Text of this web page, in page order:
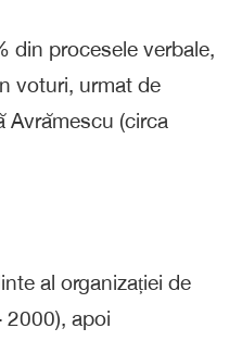
din procesele verbale,
voturi, urmat de
Avrămescu (circa
al organizației de
2000), apoi